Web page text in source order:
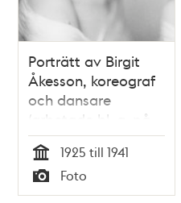
Porträtt av Birgit
Åkesson, koreograf
och dansare
(arbetade bl. a. på
Kungliga Operan i
Stockholm på 1950-
talet)
Tid
1925 till 1941
Typ
Foto